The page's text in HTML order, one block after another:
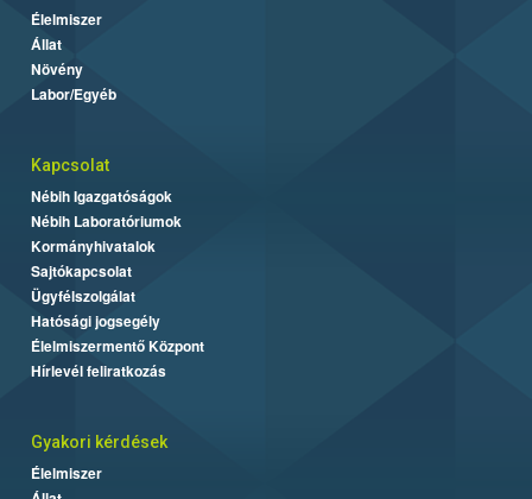
Élelmiszer
Állat
Növény
Labor/Egyéb
Kapcsolat
Nébih Igazgatóságok
Nébih Laboratóriumok
Kormányhivatalok
Sajtókapcsolat
Ügyfélszolgálat
Hatósági jogsegély
Élelmiszermentő Központ
Hírlevél feliratkozás
Gyakori kérdések
Élelmiszer